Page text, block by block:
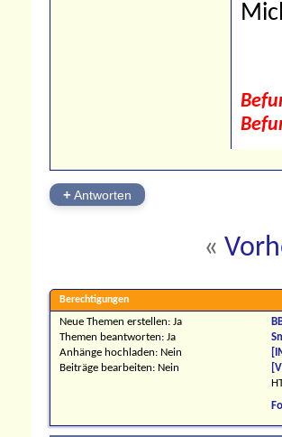
+Antworten
«
Berechtigungen
Neue Themen erstellen: Ja
Themen beantworten: Ja
Anhänge hochladen: Nein
Beiträge bearbeiten: Nein